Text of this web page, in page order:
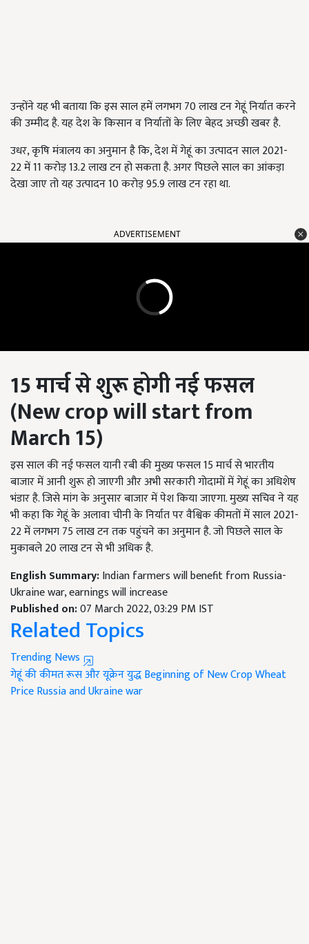
उन्होंने यह भी बताया कि इस साल हमें लगभग 70 लाख टन गेहूं निर्यात करने
की उम्मीद है. यह देश के किसान व निर्यातों के लिए बेहद अच्छी खबर है.
उधर, कृषि मंत्रालय का अनुमान है कि, देश में गेहूं का उत्पादन साल 2021-
22 में 11 करोड़ 13.2 लाख टन हो सकता है. अगर पिछले साल का आंकड़ा
देखा जाए तो यह उत्पादन 10 करोड़ 95.9 लाख टन रहा था.
ADVERTISEMENT
15मार्चसे शुरू होगी नई फसल
(New crop will start from
March15)
इस साल की नई फसल यानी रबी की मुख्य फसल 15 मार्च से भारतीय
बाजार में आनी शुरू हो जाएगी और अभी सरकारी गोदामों में गेहूं का अधिशेष
भंडार है. जिसे मांग के अनुसार बाजार में पेश किया जाएगा. मुख्य सचिव ने यह
भी कहा कि गेहूं के अलावा चीनी के निर्यात पर वैश्विक कीमतों में साल 2021-
22 में लगभग 75 लाख टन तक पहुंचने का अनुमान है. जो पिछले साल के
मुकाबले 20 लाख टन से भी अधिक है.
English Summary:Indian farmers will benefit from Russia-
Ukraine war, earnings will increase
Published on:07 March 2022, 03:29 PM IST
Related Topics
Trending News
गेहूं की कीमतरूस और यूक्रेन युद्धBeginning of New CropWheat
PriceRussia and Ukraine war